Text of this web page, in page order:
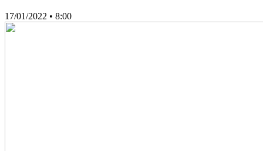
17/01/2022 • 8:00